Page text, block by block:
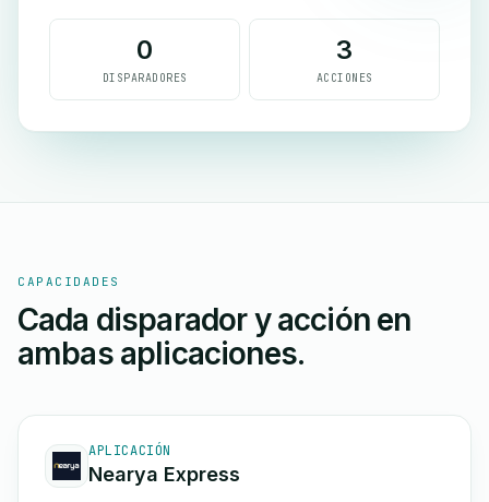
0
DISPARADORES
3
ACCIONES
CAPACIDADES
Cada disparador y acción en
ambas aplicaciones.
APLICACIÓN
Nearya Express